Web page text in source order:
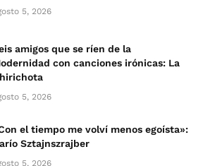
5, 2026
amigos que se ríen de la
con canciones irónicas: La
5, 2026
el tiempo me volví menos egoísta»:
Sztajnszrajber
5, 2026